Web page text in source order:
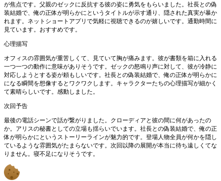
が焦点です。父親のゼックに反抗する彼の姿に勇気をもらいました。社長との偽
装結婚で、俺の正体が明らかにというタイトルが示す通り、隠された真実が暴か
れます。ネットショートアプリで気軽に視聴できるのが嬉しいです。通勤時間に
見ています。おすすめです。
心理描写
オフィスの雰囲気が重苦しくて、見ていて胸が痛みます。彼が書類を箱に入れる
一つ一つの動作に意味がありそうです。ゼックの怒鳴り声に対して、彼が冷静に
対応しようとする姿が頼もしいです。社長との偽装結婚で、俺の正体が明らかに
になる瞬間を想像するとワクワクします。キャラクターたちの心理描写が細かく
て素晴らしいです。感動しました。
次回予告
最後の電話シーンで話が繋がりました。クローディアと彼の間に何があったの
か。アリスの秘書としての立場も揺らいでいます。社長との偽装結婚で、俺の正
体が明らかにというストーリーラインが魅力的です。登場人物全員が何かを隠し
ているような雰囲気がたまらないです。次回以降の展開が本当に待ち遠しくてな
りません。寝不足になりそうです。